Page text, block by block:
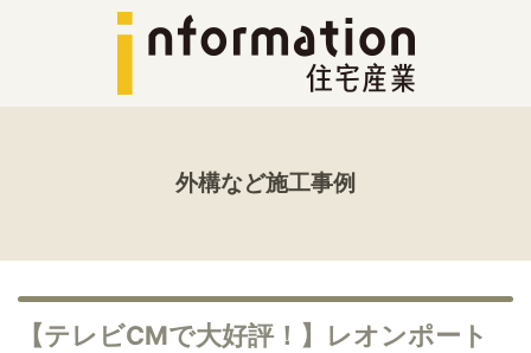
外構など施工事例
【テレビCMで大好評！】レオンポート